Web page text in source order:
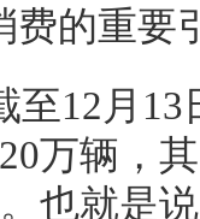
费的重要
至12月
万辆，
也就是